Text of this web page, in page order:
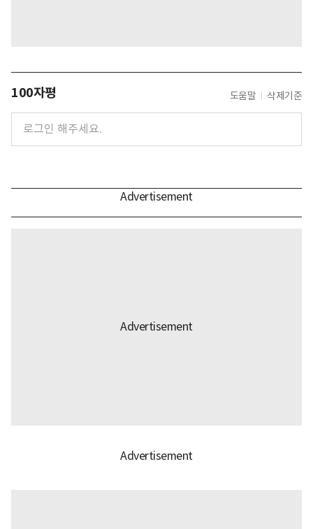
100자평 도움말 삭제기준